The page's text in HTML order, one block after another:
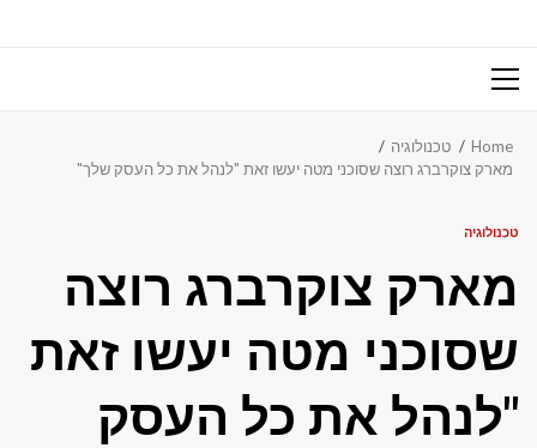
Primary
Home
טכנולוגיה
מארק צוקרברג רוצה שסוכני מטה יעשו זאת "לנהל את כל העסק שלך"
טכנולוגיה
מארק צוקרברג רוצה
שסוכני מטה יעשו זאת
"לנהל את כל העסק